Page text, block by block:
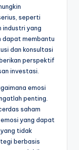
seperti
industri yang
dapat membantu
dan konsultasi
perspektif
investasi.
emosi
penting.
saham
yang dapat
tidak
berbasis